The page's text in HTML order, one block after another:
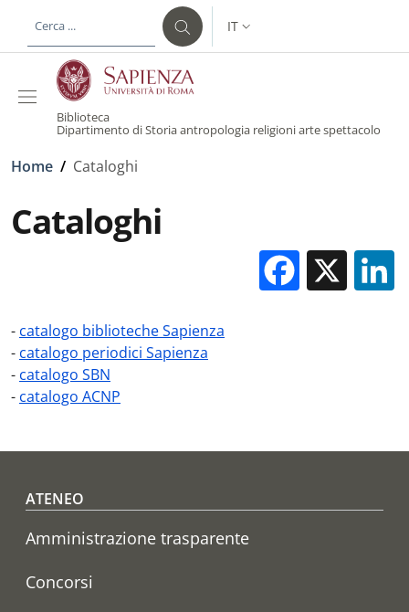
al contenuto principale
SELETTORE LINGUA:
IT
Biblioteca
Dipartimento di Storia antropologia religioni arte spettacolo
Briciole di pane
Home / Cataloghi
Cataloghi
X
- catalogo biblioteche Sapienza
- catalogo periodici Sapienza
- catalogo SBN
- catalogo ACNP
Footer menu
ATENEO
Amministrazione trasparente
Concorsi